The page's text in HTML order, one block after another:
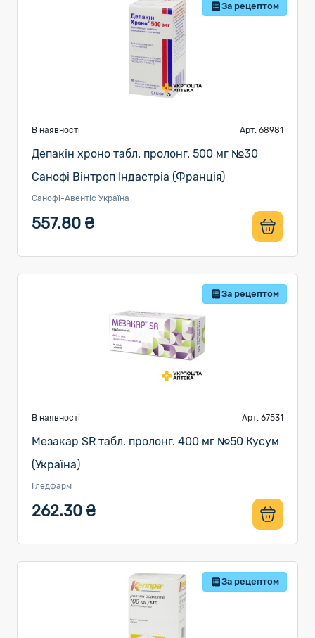
За рецептом
В наявності Арт. 68981
Депакін хроно табл. пролонг. 500 мг №30
Санофі Вінтроп Індастріа (Франція)
Санофі-Авентіс Україна
557.80 ₴
За рецептом
В наявності Арт. 67531
Мезакар SR табл. пролонг. 400 мг №50 Кусум
(Україна)
Гледфарм
262.30 ₴
За рецептом